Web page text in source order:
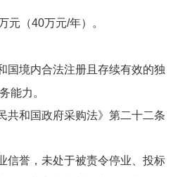
元（40万元/年）。
国境内合法注册且存续有效的独
能力。
共和国政府采购法》第二十二条
信誉，未处于被责令停业、投标